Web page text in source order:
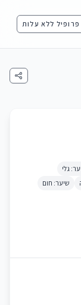
פרופיל ללא עלות
גלי
שיער: חום